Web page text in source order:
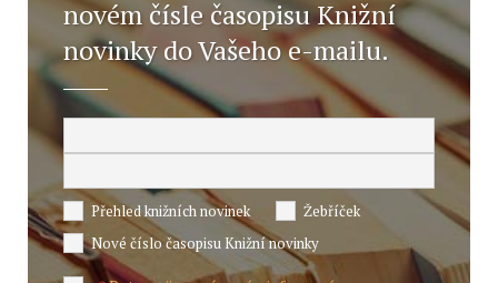
novém čísle časopisu Knižní
novinky do Vašeho e-mailu.
Přehled knižních novinek
Žebříček
Nové číslo časopisu Knižní novinky